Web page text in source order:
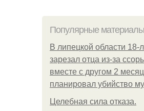
Популярные материалы
В липецкой области 18-
зарезал отца из-за
вместе с другом 2
планировал убийство
Целебная сила отказа.